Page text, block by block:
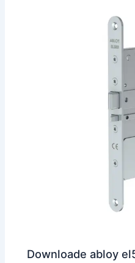
Downloade abloy